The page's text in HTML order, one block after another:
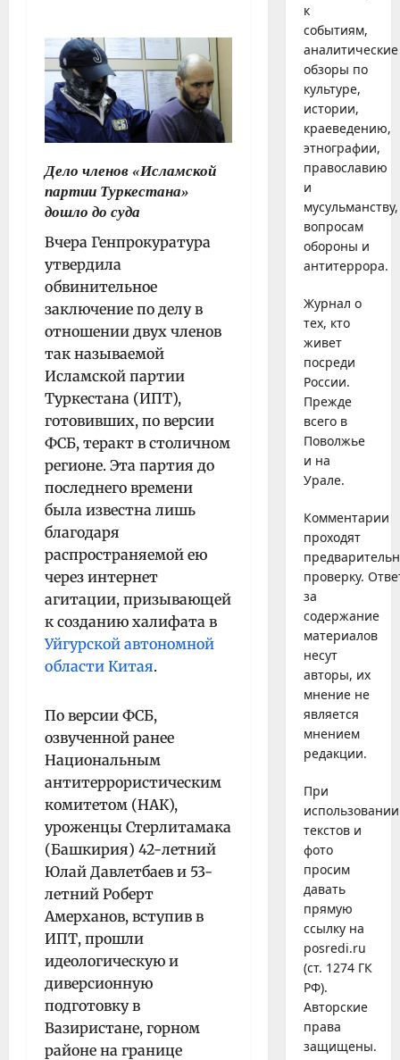
Дело членов «Исламской
партии Туркестана»
дошло до суда
Вчера Генпрокуратура
утвердила
обвинительное
заключение по делу в
отношении двух членов
так называемой
Исламской партии
Туркестана (ИПТ),
готовивших, по версии
ФСБ, теракт в столичном
регионе. Эта партия до
последнего времени
была известна лишь
благодаря
распространяемой ею
через интернет
агитации, призывающей
к созданию халифата в
Уйгурской автономной
области Китая.
По версии ФСБ,
озвученной ранее
Национальным
антитеррористическим
комитетом (НАК),
уроженцы Стерлитамака
(Башкирия) 42-летний
Юлай Давлетбаев и 53-
летний Роберт
Амерханов, вступив в
ИПТ, прошли
идеологическую и
диверсионную
подготовку в
Вазиристане, горном
районе на границе
к
событиям,
аналитические
обзоры по
культуре,
истории,
краеведению,
этнографии,
православию
и
мусульманству,
вопросам
обороны и
антитеррора.
Журнал о
тех, кто
живет
посреди
России.
Прежде
всего в
Поволжье
и на
Урале.
Комментарии
проходят
проверку.
за
содержание
материалов
несут
авторы, их
мнение не
является
мнением
редакции.
При
использовании
текстов и
фото
просим
давать
прямую
ссылку на
posredi.ru
(ст. 1274 ГК
РФ).
Авторские
права
защищены.